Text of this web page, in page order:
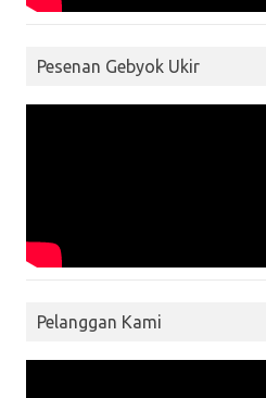
Pesenan Gebyok Ukir
Pelanggan Kami